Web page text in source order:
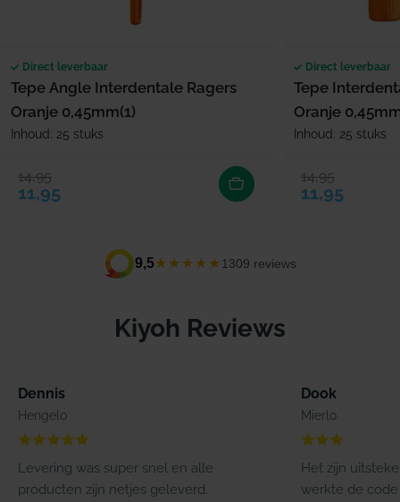
Direct leverbaar
Tepe Angle Interdentale Ragers
Oranje 0,45mm(1)
Inhoud: 25 stuks
Verkoopprijs
11,95
Normale prijs
14,95
Direct leverbaar
Tepe
Oranje
Inhoud: 25 stuks
Verkoopprijs
11,95
Normale prijs
14,95
9,5★★★★★ 1309 reviews
Kiyoh Reviews
Dennis
Hengelo
Levering was super snel en alle
producten zijn netjes geleverd.
Dook
Mierlo
Het zijn
werkte de code